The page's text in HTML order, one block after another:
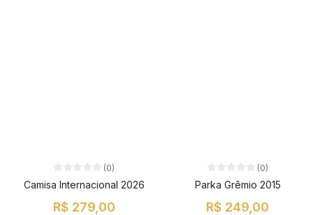
(0)
Camisa Internacional 2026
R$ 279,00
(0)
Parka Grêmio 2015
R$ 249,00